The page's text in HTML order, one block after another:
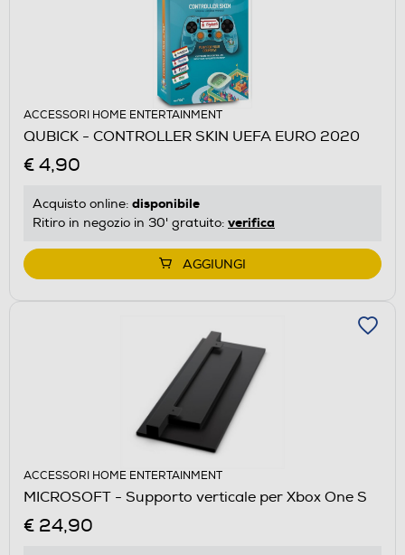
ACCESSORI HOME ENTERTAINMENT
QUBICK - CONTROLLER SKIN UEFA EURO 2020
€ 4,90
Acquisto online: disponibile
Ritiro in negozio in 30' gratuito: verifica
AGGIUNGI
ACCESSORI HOME ENTERTAINMENT
MICROSOFT - Supporto verticale per Xbox One S
€ 24,90